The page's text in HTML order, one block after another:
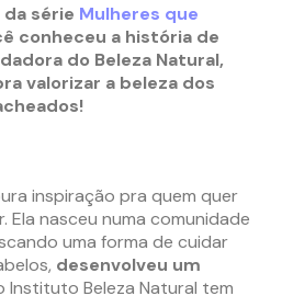
série Mulheres que
conheceu a história de
do Beleza Natural,
valorizar a beleza dos
inspiração pra quem quer
Ela nasceu numa comunidade
uma forma de cuidar
desenvolveu um
Instituto Beleza Natural tem